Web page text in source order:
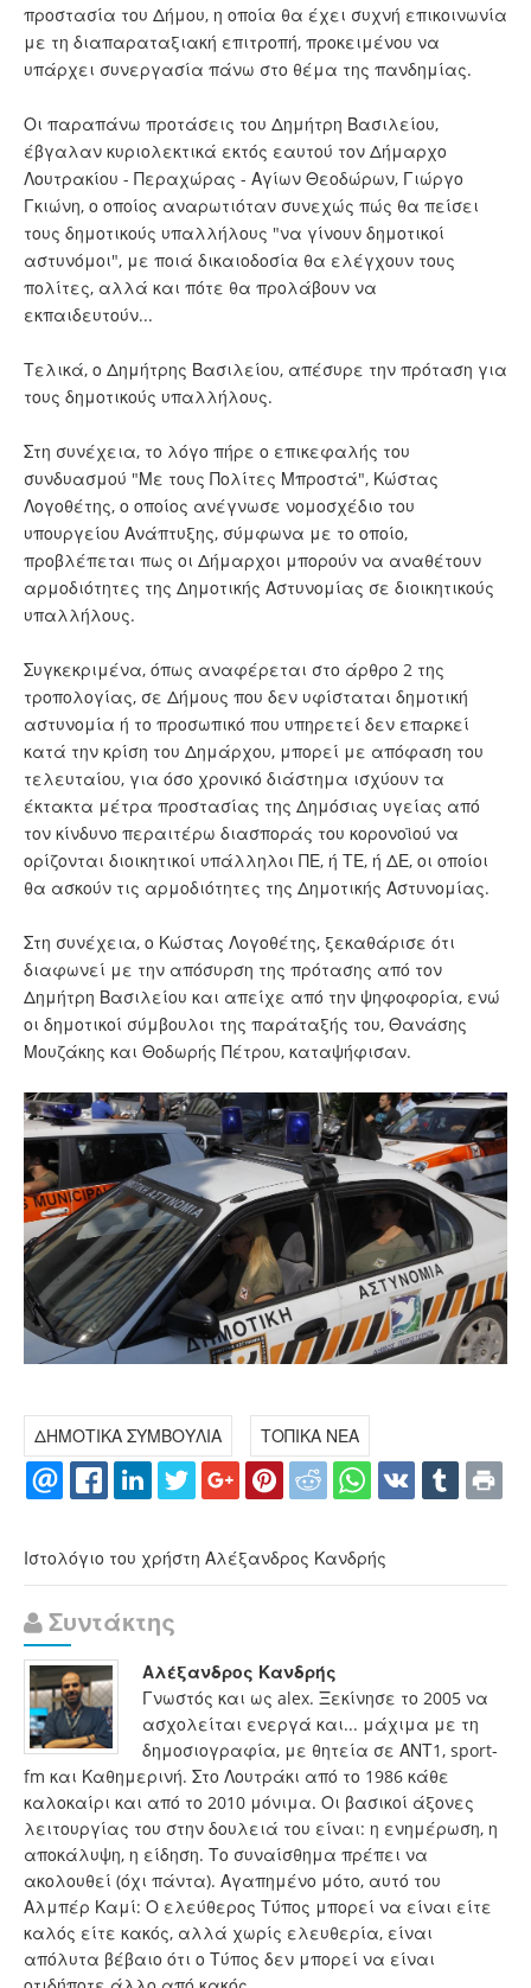
προστασία του Δήμου, η οποία θα έχει συχνή επικοινωνία
με τη διαπαραταξιακή επιτροπή, προκειμένου να
υπάρχει συνεργασία πάνω στο θέμα της πανδημίας.
Οι παραπάνω προτάσεις του Δημήτρη Βασιλείου,
έβγαλαν κυριολεκτικά εκτός εαυτού τον Δήμαρχο
Λουτρακίου - Περαχώρας - Αγίων Θεοδώρων, Γιώργο
Γκιώνη, ο οποίος αναρωτιόταν συνεχώς πώς θα πείσει
τους δημοτικούς υπαλλήλους "να γίνουν δημοτικοί
αστυνόμοι", με ποιά δικαιοδοσία θα ελέγχουν τους
πολίτες, αλλά και πότε θα προλάβουν να
εκπαιδευτούν...
Τελικά, ο Δημήτρης Βασιλείου, απέσυρε την πρόταση για
τους δημοτικούς υπαλλήλους.
Στη συνέχεια, το λόγο πήρε ο επικεφαλής του
συνδυασμού "Με τους Πολίτες Μπροστά", Κώστας
Λογοθέτης, ο οποίος ανέγνωσε νομοσχέδιο του
υπουργείου Ανάπτυξης, σύμφωνα με το οποίο,
προβλέπεται πως οι Δήμαρχοι μπορούν να αναθέτουν
αρμοδιότητες της Δημοτικής Αστυνομίας σε διοικητικούς
υπαλλήλους.
Συγκεκριμένα, όπως αναφέρεται στο άρθρο 2 της
τροπολογίας, σε Δήμους που δεν υφίσταται δημοτική
αστυνομία ή το προσωπικό που υπηρετεί δεν επαρκεί
κατά την κρίση του Δημάρχου, μπορεί με απόφαση του
τελευταίου, για όσο χρονικό διάστημα ισχύουν τα
έκτακτα μέτρα προστασίας της Δημόσιας υγείας από
τον κίνδυνο περαιτέρω διασποράς του κορονοϊού να
ορίζονται διοικητικοί υπάλληλοι ΠΕ, ή ΤΕ, ή ΔΕ, οι οποίοι
θα ασκούν τις αρμοδιότητες της Δημοτικής Αστυνομίας.
Στη συνέχεια, ο Κώστας Λογοθέτης, ξεκαθάρισε ότι
διαφωνεί με την απόσυρση της πρότασης από τον
Δημήτρη Βασιλείου και απείχε από την ψηφοφορία, ενώ
οι δημοτικοί σύμβουλοι της παράταξής του, Θανάσης
Μουζάκης και Θοδωρής Πέτρου, καταψήφισαν.
ΔΗΜΟΤΙΚΑ ΣΥΜΒΟΥΛΙΑ ΤΟΠΙΚΑ ΝΕΑ
Ιστολόγιο του χρήστη Αλέξανδρος Κανδρής
Συντάκτης
Αλέξανδρος Κανδρής
Γνωστός και ως alex. Ξεκίνησε το 2005 να
ασχολείται ενεργά και... μάχιμα με τη
δημοσιογραφία, με θητεία σε ΑΝΤ1, sport-
fm και Καθημερινή. Στο Λουτράκι από το 1986 κάθε
καλοκαίρι και από το 2010 μόνιμα. Οι βασικοί άξονες
λειτουργίας του στην δουλειά του είναι: η ενημέρωση, η
αποκάλυψη, η είδηση. Το συναίσθημα πρέπει να
ακολουθεί (όχι πάντα). Αγαπημένο μότο, αυτό του
Αλμπέρ Καμί: Ο ελεύθερος Τύπος μπορεί να είναι είτε
καλός είτε κακός, αλλά χωρίς ελευθερία, είναι
απόλυτα βέβαιο ότι ο Τύπος δεν μπορεί να είναι